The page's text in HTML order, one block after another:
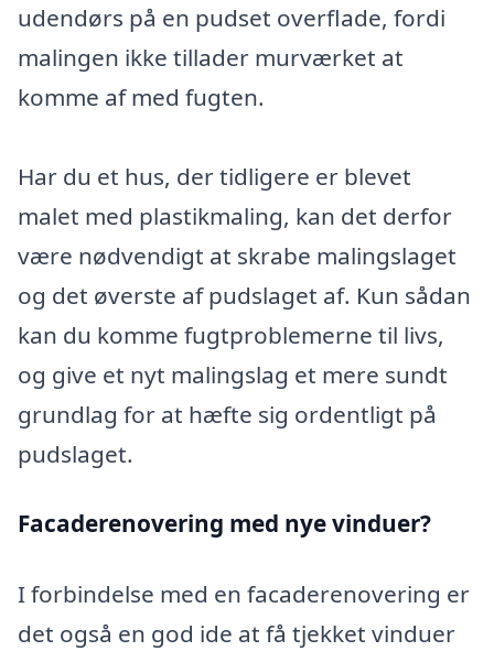
udendørs på en pudset overflade, fordi
malingen ikke tillader murværket at
komme af med fugten.
Har du et hus, der tidligere er blevet
malet med plastikmaling, kan det derfor
være nødvendigt at skrabe malingslaget
og det øverste af pudslaget af. Kun sådan
kan du komme fugtproblemerne til livs,
og give et nyt malingslag et mere sundt
grundlag for at hæfte sig ordentligt på
pudslaget.
Facaderenovering med nye vinduer?
I forbindelse med en facaderenovering er
det også en god ide at få tjekket vinduer